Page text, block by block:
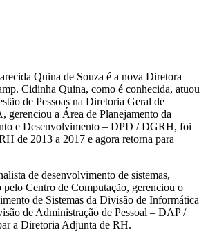
Quina de Souza é a nova Diretora
Cidinha Quina, como é conhecida, atuou
de Pessoas na Diretoria Geral de
gerenciou a Área de Planejamento da
e Desenvolvimento – DPD / DGRH, foi
de 2013 a 2017 e agora retorna para
de desenvolvimento de sistemas,
Centro de Computação, gerenciou o
de Sistemas da Divisão de Informática
de Administração de Pessoal – DAP /
a Diretoria Adjunta de RH.